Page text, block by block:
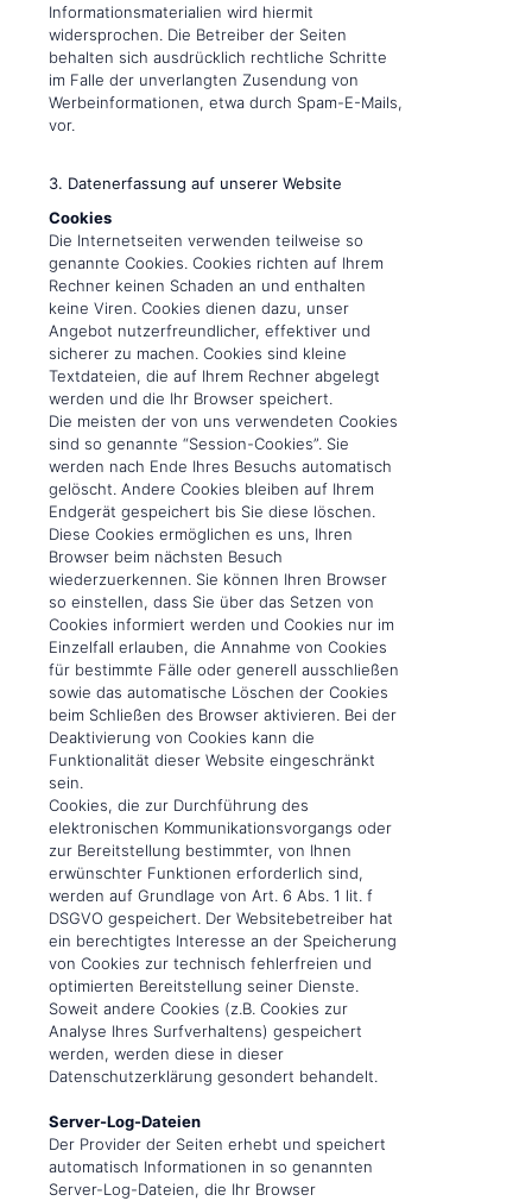
Informationsmaterialien wird hiermit
widersprochen. Die Betreiber der Seiten
behalten sich ausdrücklich rechtliche Schritte
im Falle der unverlangten Zusendung von
Werbeinformationen, etwa durch Spam-E-Mails,
vor.
3. Datenerfassung auf unserer Website
Cookies
Die Internetseiten verwenden teilweise so
genannte Cookies. Cookies richten auf Ihrem
Rechner keinen Schaden an und enthalten
keine Viren. Cookies dienen dazu, unser
Angebot nutzerfreundlicher, effektiver und
sicherer zu machen. Cookies sind kleine
Textdateien, die auf Ihrem Rechner abgelegt
werden und die Ihr Browser speichert.
Die meisten der von uns verwendeten Cookies
sind so genannte “Session-Cookies”. Sie
werden nach Ende Ihres Besuchs automatisch
gelöscht. Andere Cookies bleiben auf Ihrem
Endgerät gespeichert bis Sie diese löschen.
Diese Cookies ermöglichen es uns, Ihren
Browser beim nächsten Besuch
wiederzuerkennen. Sie können Ihren Browser
so einstellen, dass Sie über das Setzen von
Cookies informiert werden und Cookies nur im
Einzelfall erlauben, die Annahme von Cookies
für bestimmte Fälle oder generell ausschließen
sowie das automatische Löschen der Cookies
beim Schließen des Browser aktivieren. Bei der
Deaktivierung von Cookies kann die
Funktionalität dieser Website eingeschränkt
sein.
Cookies, die zur Durchführung des
elektronischen Kommunikationsvorgangs oder
zur Bereitstellung bestimmter, von Ihnen
erwünschter Funktionen erforderlich sind,
werden auf Grundlage von Art. 6 Abs. 1 lit. f
DSGVO gespeichert. Der Websitebetreiber hat
ein berechtigtes Interesse an der Speicherung
von Cookies zur technisch fehlerfreien und
optimierten Bereitstellung seiner Dienste.
Soweit andere Cookies (z.B. Cookies zur
Analyse Ihres Surfverhaltens) gespeichert
werden, werden diese in dieser
Datenschutzerklärung gesondert behandelt.
Server-Log-Dateien
Der Provider der Seiten erhebt und speichert
automatisch Informationen in so genannten
Server-Log-Dateien, die Ihr Browser